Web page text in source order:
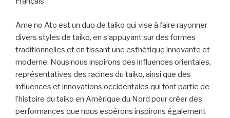
Ame no Ato est un duo de taiko qui vise à faire rayonner
divers styles de taiko, en s’appuyant sur des formes
traditionnelles et en tissant une esthétique innovante et
moderne. Nous nous inspirons des influences orientales,
représentatives des racines du taiko, ainsi que des
influences et innovations occidentales qui font partie de
l’histoire du taiko en Amérique du Nord pour créer des
performances que nous espérons inspirons également